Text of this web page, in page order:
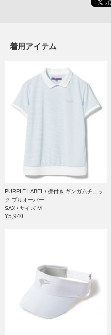
着用アイテム
PURPLE LABEL / 襟付き ギンガムチェッ
ク プルオーバー
SAX / サイズ M
¥5,940